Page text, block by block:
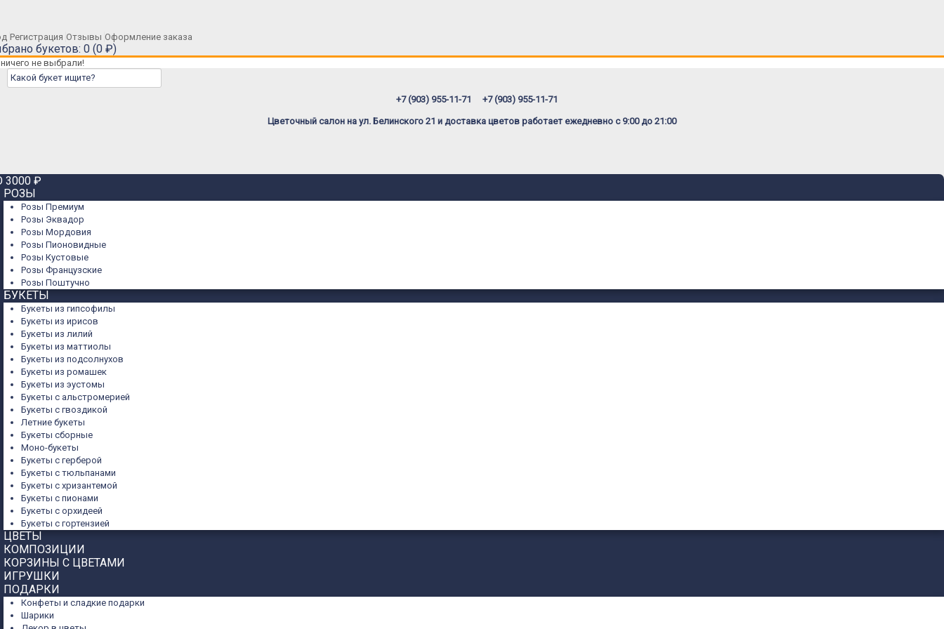
Регистрация Отзывы Оформление заказа
букетов: 0 (0 ₽)
не выбрали!
+7 (903) 955-11-71 +7 (903) 955-11-71
Цветочный салон на ул. Белинского 21 и доставка цветов работает ежедневно с 9:00 до 21:00
3000 ₽
РОЗЫ
Розы Премиум
Розы Эквадор
Розы Мордовия
Розы Пионовидные
Розы Кустовые
Розы Французские
Розы Поштучно
БУКЕТЫ
Букеты из гипсофилы
Букеты из ирисов
Букеты из лилий
Букеты из маттиолы
Букеты из подсолнухов
Букеты из ромашек
Букеты из эустомы
Букеты с альстромерией
Букеты с гвоздикой
Летние букеты
Букеты сборные
Моно-букеты
Букеты с герберой
Букеты с тюльпанами
Букеты с хризантемой
Букеты с пионами
Букеты с орхидеей
Букеты с гортензией
ЦВЕТЫ
КОМПОЗИЦИИ
КОРЗИНЫ С ЦВЕТАМИ
ИГРУШКИ
ПОДАРКИ
Конфеты и сладкие подарки
Шарики